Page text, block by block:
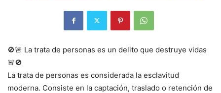
🚫🚨 La trata de personas es un delito que destruye vidas
🚨🚫
La trata de personas es considerada la esclavitud
moderna. Consiste en la captación, traslado o retención de